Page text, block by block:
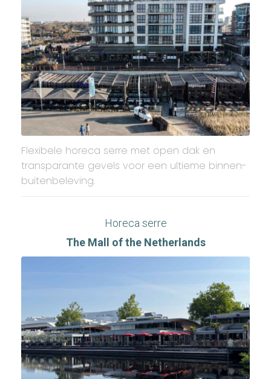
Flexibele horeca serre met open dak en
transparante gevels voor een ultieme binnen-
buitenbeleving.
Horeca serre
The Mall of the Netherlands